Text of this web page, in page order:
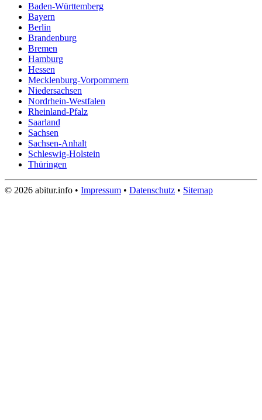
Baden-Württemberg
Bayern
Berlin
Brandenburg
Bremen
Hamburg
Hessen
Mecklenburg-Vorpommern
Niedersachsen
Nordrhein-Westfalen
Rheinland-Pfalz
Saarland
Sachsen
Sachsen-Anhalt
Schleswig-Holstein
Thüringen
© 2026 abitur.info • Impressum • Datenschutz • Sitemap